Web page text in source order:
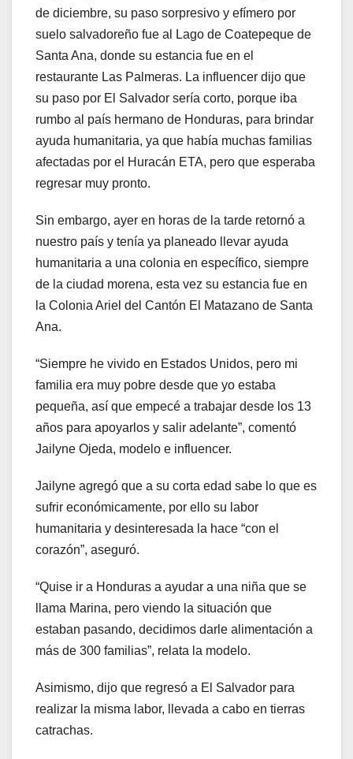
de diciembre, su paso sorpresivo y efímero por
suelo salvadoreño fue al Lago de Coatepeque de
Santa Ana, donde su estancia fue en el
restaurante Las Palmeras. La influencer dijo que
su paso por El Salvador sería corto, porque iba
rumbo al país hermano de Honduras, para brindar
ayuda humanitaria, ya que había muchas familias
afectadas por el Huracán ETA, pero que esperaba
regresar muy pronto.
Sin embargo, ayer en horas de la tarde retornó a
nuestro país y tenía ya planeado llevar ayuda
humanitaria a una colonia en específico, siempre
de la ciudad morena, esta vez su estancia fue en
la Colonia Ariel del Cantón El Matazano de Santa
Ana.
“Siempre he vivido en Estados Unidos, pero mi
familia era muy pobre desde que yo estaba
pequeña, así que empecé a trabajar desde los 13
años para apoyarlos y salir adelante”, comentó
Jailyne Ojeda, modelo e influencer.
Jailyne agregó que a su corta edad sabe lo que es
sufrir económicamente, por ello su labor
humanitaria y desinteresada la hace “con el
corazón”, aseguró.
“Quise ir a Honduras a ayudar a una niña que se
llama Marina, pero viendo la situación que
estaban pasando, decidimos darle alimentación a
más de 300 familias”, relata la modelo.
Asimismo, dijo que regresó a El Salvador para
realizar la misma labor, llevada a cabo en tierras
catrachas.